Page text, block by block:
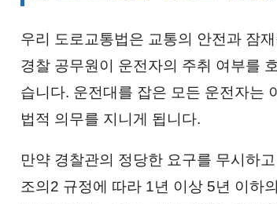
우리 도로교통법은 교통의 안전과 잠
경찰 공무원이 운전자의 주취 여부를
습니다. 운전대를 잡은 모든 운전자는
법적 의무를 지니게 됩니다.
만약 경찰관의 정당한 요구를 무시하
조의2 규정에 따라 1년 이상 5년 이하